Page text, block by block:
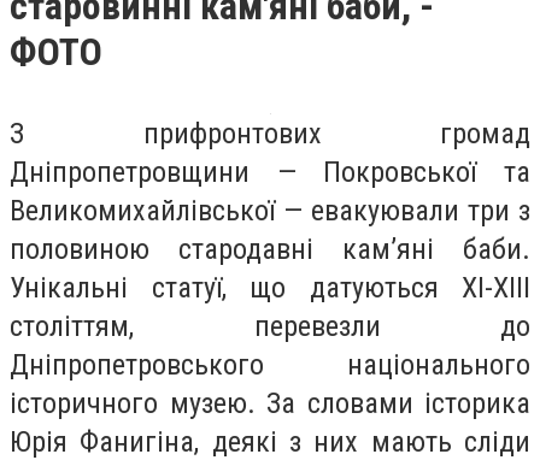
ФОТО
З прифронтових громад
Дніпропетровщини — Покровської та
Великомихайлівської — евакуювали три з
половиною стародавні кам’яні баби.
Унікальні статуї, що датуються XI-XIII
століттям, перевезли до
Дніпропетровського національного
історичного музею. За словами історика
Юрія Фанигіна, деякі з них мають сліди